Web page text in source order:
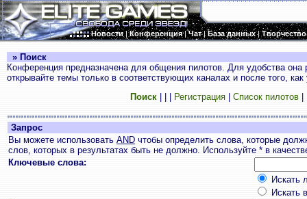
Новости|Конференция|Чат|База данных|Творчество
» Поиск
Конференция предназначена для общения пилотов. Для удобства
открывайте темы только в соответствующих каналах и после того,
Поиск
Регистрация Список пилотов
Запрос
Вы можете использовать AND чтобы определить слова, которые
слов, которых в результатах быть не должно. Используйте * в
Ключевые слова:
Искать
Искать